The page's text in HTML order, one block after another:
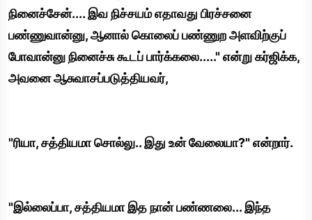
நினைச்சேன்.... இவ நிச்சயம் எதாவது பிரச்சனை
பண்ணுவான்னு, ஆனால் கொலைப் பண்ணுற அளவிற்குப்
போவான்னு நினைச்சு கூடப் பார்க்கலை....." என்று கர்ஜிக்க,
அவனை ஆசுவாசப்படுத்தியவர்,
"ரியா, சத்தியமா சொல்லு.. இது உன் வேலையா?" என்றார்.
"இல்லைப்பா, சத்தியமா இத நான் பண்ணலை... இந்த